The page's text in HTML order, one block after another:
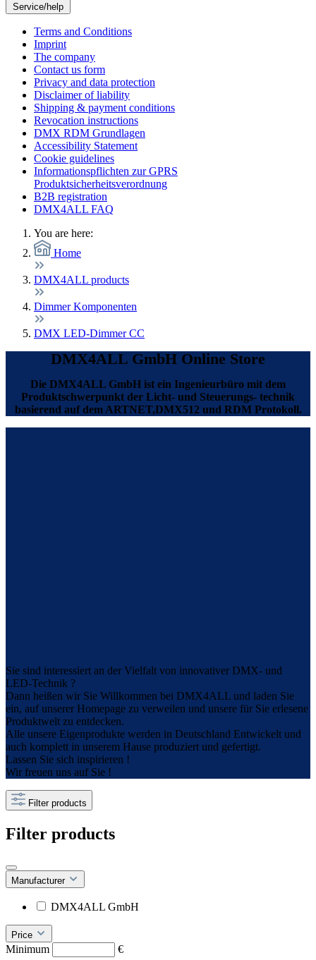
Service/help
Terms and Conditions
Imprint
The company
Contact us form
Privacy and data protection
Disclaimer of liability
Shipping & payment conditions
Revocation instructions
DMX RDM Grundlagen
Accessibility Statement
Cookie guidelines
Informationspflichten zur GPRS
Produktsicherheitsverordnung
B2B registration
DMX4ALL FAQ
You are here:
Home
DMX4ALL products
Dimmer Komponenten
DMX LED-Dimmer CC
DMX4ALL GmbH Online Store
Die DMX4ALL GmbH ist ein Ingenieurbüro mit dem
Produktschwerpunkt der Licht- und Steuerungs- technik
basierend auf dem ARTNET,DMX512 und RDM Protokoll.
Sie sind interessiert an der Vielfalt von innovativer DMX- und
LED-Technik ?
Dann heißen wir Sie Willkommen bei DMX4ALL und laden Sie
ein, auf unserer Homepage zu verweilen und unsere für Sie erlesene
Produktwelt zu entdecken.
Alle unsere Eigenprodukte werden in Deutschland Entwickelt und
auch komplett in unserem Hause produziert und gefertigt.
Lassen Sie sich inspirieren !
Wir freuen uns auf Sie !
Filter products
Filter products
Manufacturer
DMX4ALL GmbH
Price
Minimum
€